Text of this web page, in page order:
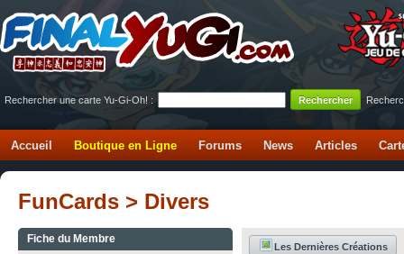
Rechercher une carte Yu-Gi-Oh! :
Accueil Boutique en Ligne Forums News Articles
FunCards > Divers
Fiche du Membre
Les Dernières Créations